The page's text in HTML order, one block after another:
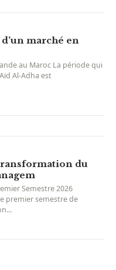
marché en
au Maroc La période qui
Al-Adha est
du
Semestre 2026
premier semestre de